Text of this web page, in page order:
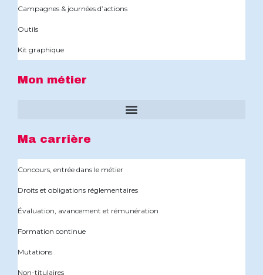
Campagnes & journées d’actions
Outils
Kit graphique
Mon métier
Ma carrière
Concours, entrée dans le métier
Droits et obligations réglementaires
Évaluation, avancement et rémunération
Formation continue
Mutations
Non-titulaires